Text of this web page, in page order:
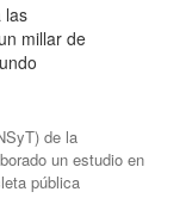
las
millar de
de la
un estudio en
pública